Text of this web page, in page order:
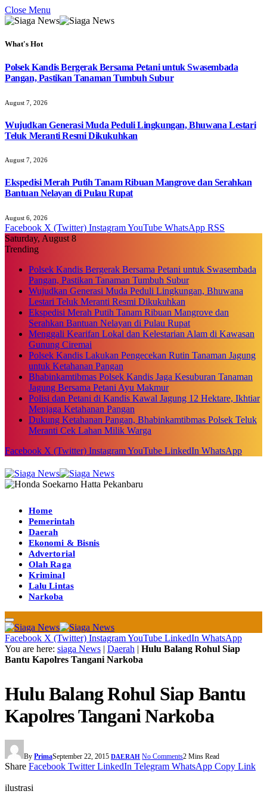
Close Menu
What's Hot
Polsek Kandis Bergerak Bersama Petani untuk Swasembada
Pangan, Pastikan Tanaman Tumbuh Subur
August 7, 2026
Wujudkan Generasi Muda Peduli Lingkungan, Bhuwana Lestari
Teluk Meranti Resmi Dikukuhkan
August 7, 2026
Ekspedisi Merah Putih Tanam Ribuan Mangrove dan Serahkan
Bantuan Nelayan di Pulau Rupat
August 6, 2026
Facebook X (Twitter) InstagramYouTube WhatsApp RSS
Saturday, August 8
Trending
Polsek Kandis Bergerak Bersama Petani untuk Swasembada
Pangan, Pastikan Tanaman Tumbuh Subur
Wujudkan Generasi Muda Peduli Lingkungan, Bhuwana
Lestari Teluk Meranti Resmi Dikukuhkan
Ekspedisi Merah Putih Tanam Ribuan Mangrove dan
Serahkan Bantuan Nelayan di Pulau Rupat
Menggali Kearifan Lokal dan Kelestarian Alam di Kawasan
Gunung Ciremai
Polsek Kandis Lakukan Pengecekan Rutin Tanaman Jagung
untuk Ketahanan Pangan
Bhabinkamtibmas Polsek Kandis Jaga Kesuburan Tanaman
Jagung Bersama Petani Ayu Makmur
Polisi dan Petani di Kandis Kawal Jagung 12 Hektare, Ikhtiar
Menjaga Ketahanan Pangan
Dukung Ketahanan Pangan, Bhabinkamtibmas Polsek Teluk
Meranti Cek Lahan Milik Warga
Facebook X (Twitter) InstagramYouTube LinkedIn WhatsApp
Home
Pemerintah
Daerah
Ekonomi & Bisnis
Advertorial
Olah Raga
Kriminal
Lalu Lintas
Narkoba
Facebook X (Twitter) InstagramYouTube LinkedIn WhatsApp
You are here: siaga News | Daerah | Hulu Balang Rohul Siap
Bantu Kapolres Tangani Narkoba
Hulu Balang Rohul Siap Bantu
Kapolres Tangani Narkoba
By PrimaSeptember 22, 2015 DAERAH No Comments2 Mins Read
Share Facebook Twitter LinkedIn Telegram WhatsApp Copy Link
ilustrasi